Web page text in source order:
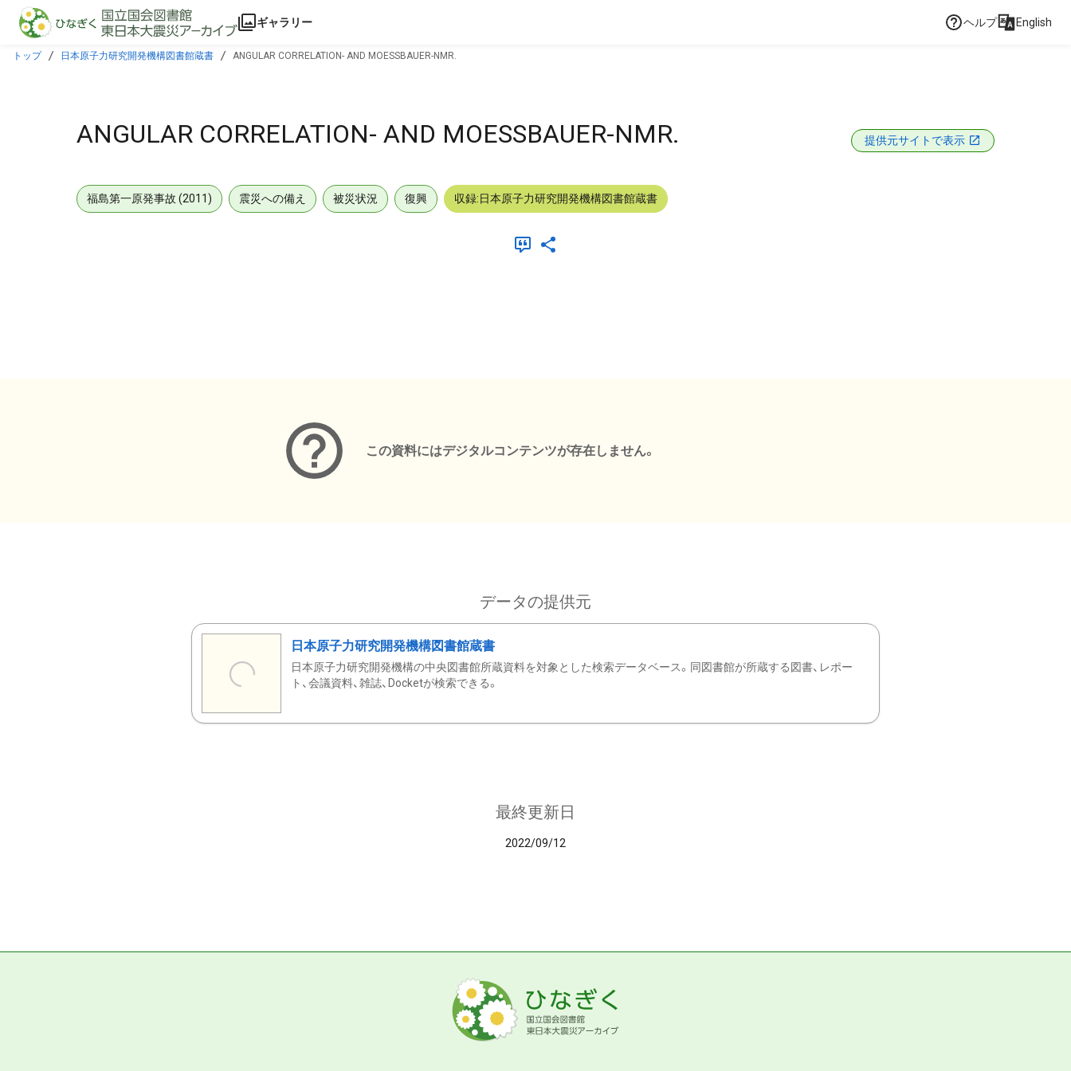
本文に飛ぶ
ギャラリー ヘルプ English
トップ 日本原子力研究開発機構図書館蔵書 ANGULAR CORRELATION- AND MOESSBAUER-NMR.
ANGULAR CORRELATION- AND MOESSBAUER-NMR. 提供元サイトで表示
福島第一原発事故 (2011) 震災への備え 被災状況 復興 収録:日本原子力研究開発機構図書館蔵書
この資料にはデジタルコンテンツが存在しません。
データの提供元
日本原子力研究開発機構図書館蔵書
日本原子力研究開発機構の中央図書館所蔵資料を対象とした検索データベース。同図書館が所蔵する図書、レポー
ト、会議資料、雑誌、Docketが検索できる。
最終更新日
2022/09/12